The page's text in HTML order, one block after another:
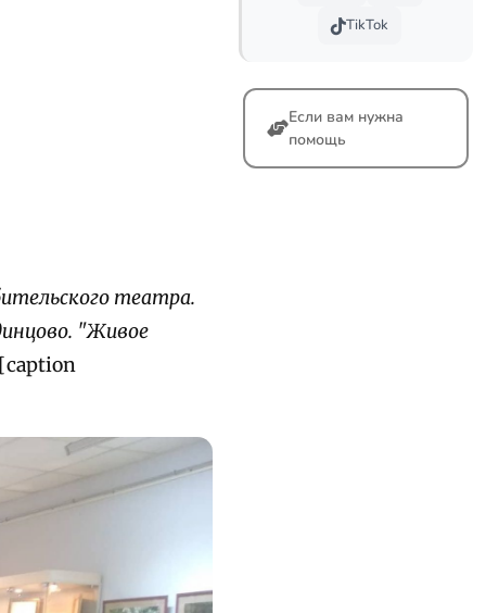
театра.
"Живое
TikTok
Если вам нужна
помощь